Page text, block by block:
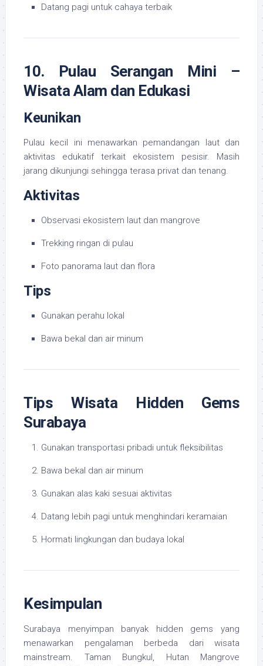
Datang pagi untuk cahaya terbaik
10. Pulau Serangan Mini –
Wisata Alam dan Edukasi
Keunikan
Pulau kecil ini menawarkan pemandangan laut dan
aktivitas edukatif terkait ekosistem pesisir. Masih
jarang dikunjungi sehingga terasa privat dan tenang.
Aktivitas
Observasi ekosistem laut dan mangrove
Trekking ringan di pulau
Foto panorama laut dan flora
Tips
Gunakan perahu lokal
Bawa bekal dan air minum
Tips Wisata Hidden Gems
Surabaya
Gunakan transportasi pribadi untuk fleksibilitas
Bawa bekal dan air minum
Gunakan alas kaki sesuai aktivitas
Datang lebih pagi untuk menghindari keramaian
Hormati lingkungan dan budaya lokal
Kesimpulan
Surabaya menyimpan banyak hidden gems yang
menawarkan pengalaman berbeda dari wisata
mainstream. Taman Bungkul, Hutan Mangrove